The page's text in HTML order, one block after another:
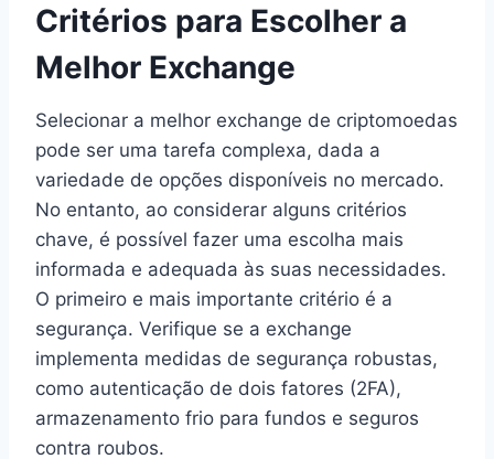
Critérios para Escolher a
Melhor Exchange
Selecionar a melhor exchange de criptomoedas
pode ser uma tarefa complexa, dada a
variedade de opções disponíveis no mercado.
No entanto, ao considerar alguns critérios
chave, é possível fazer uma escolha mais
informada e adequada às suas necessidades.
O primeiro e mais importante critério é a
segurança. Verifique se a exchange
implementa medidas de segurança robustas,
como autenticação de dois fatores (2FA),
armazenamento frio para fundos e seguros
contra roubos.